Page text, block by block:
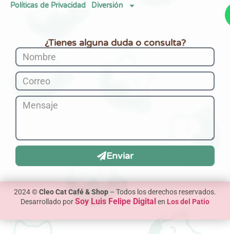
Políticas de Privacidad
Diversión
¿Tienes alguna duda o consulta?
Enviar
2024 ©Cleo Cat Café & Shop – Todos los derechos reservados.
Desarrollado porSoy Luis Felipe Digital en Los del Patio